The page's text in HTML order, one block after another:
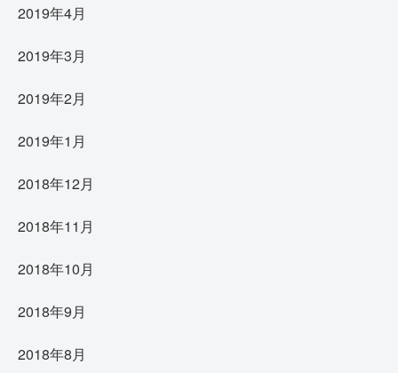
2019年4月
2019年3月
2019年2月
2019年1月
2018年12月
2018年11月
2018年10月
2018年9月
2018年8月